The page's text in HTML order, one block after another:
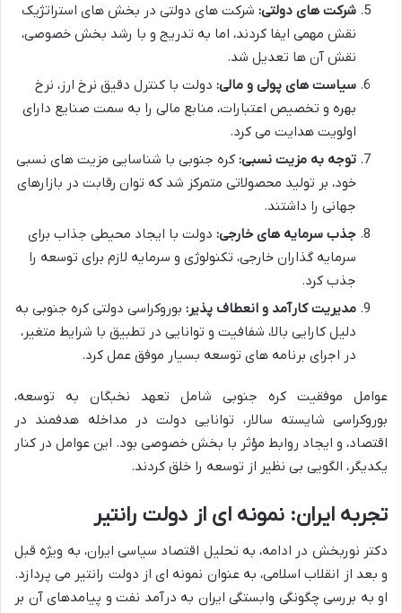
شرکت های دولتی: شرکت های دولتی در بخش های استراتژیک
نقش مهمی ایفا کردند، اما به تدریج و با رشد بخش خصوصی،
نقش آن ها تعدیل شد.
سیاست های پولی و مالی: دولت با کنترل دقیق نرخ ارز، نرخ
بهره و تخصیص اعتبارات، منابع مالی را به سمت صنایع دارای
اولویت هدایت می کرد.
توجه به مزیت نسبی: کره جنوبی با شناسایی مزیت های نسبی
خود، بر تولید محصولاتی متمرکز شد که توان رقابت در بازارهای
جهانی را داشتند.
جذب سرمایه های خارجی: دولت با ایجاد محیطی جذاب برای
سرمایه گذاران خارجی، تکنولوژی و سرمایه لازم برای توسعه را
جذب کرد.
مدیریت کارآمد و انعطاف پذیر: بوروکراسی دولتی کره جنوبی به
دلیل کارایی بالا، شفافیت و توانایی در تطبیق با شرایط متغیر،
در اجرای برنامه های توسعه بسیار موفق عمل کرد.
عوامل موفقیت کره جنوبی شامل تعهد نخبگان به توسعه،
بوروکراسی شایسته سالار، توانایی دولت در مداخله هدفمند در
اقتصاد، و ایجاد روابط مؤثر با بخش خصوصی بود. این عوامل در کنار
یکدیگر، الگویی بی نظیر از توسعه را خلق کردند.
تجربه ایران: نمونه ای از دولت رانتیر
دکتر نوربخش در ادامه، به تحلیل اقتصاد سیاسی ایران، به ویژه قبل
و بعد از انقلاب اسلامی، به عنوان نمونه ای از دولت رانتیر می پردازد.
او به بررسی چگونگی وابستگی ایران به درآمد نفت و پیامدهای آن بر